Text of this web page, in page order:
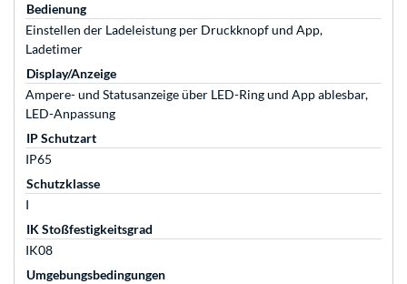
Bedienung
Einstellen der Ladeleistung per Druckknopf und App,
Ladetimer
Display/Anzeige
Ampere- und Statusanzeige über LED-Ring und App ablesbar,
LED-Anpassung
IP Schutzart
IP65
Schutzklasse
I
IK Stoßfestigkeitsgrad
IK08
Umgebungsbedingungen